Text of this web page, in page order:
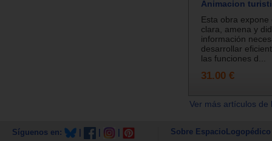
Animacion
Esta obra expone
clara, amena y
información
desarrollar
las funciones d...
31.00 €
Ver más artículos
Síguenos en: Sobre EspacioLogopédico